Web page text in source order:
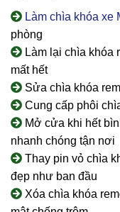
Làm chìa khóa xe
phòng
Làm lại chìa khóa
mất hết
Sửa chìa khóa
Cung cấp phôi
Mở cửa khi hết
nhanh chóng tận nơi
Thay pin vỏ chìa
đẹp như ban đầu
Xóa chìa khóa